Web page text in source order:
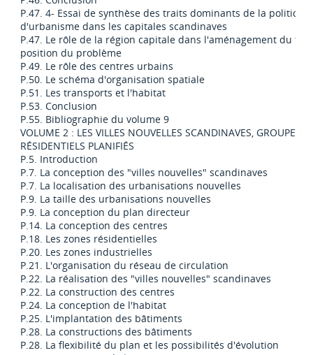
P.47. 4- Essai de synthèse des traits dominants de la politique
d'urbanisme dans les capitales scandinaves
P.47. Le rôle de la région capitale dans l'aménagement du
position du problème
P.49. Le rôle des centres urbains
P.50. Le schéma d'organisation spatiale
P.51. Les transports et l'habitat
P.53. Conclusion
P.55. Bibliographie du volume 9
VOLUME 2 : LES VILLES NOUVELLES SCANDINAVES,
RÉSIDENTIELS PLANIFIÉS
P.5. Introduction
P.7. La conception des "villes nouvelles" scandinaves
P.7. La localisation des urbanisations nouvelles
P.9. La taille des urbanisations nouvelles
P.9. La conception du plan directeur
P.14. La conception des centres
P.18. Les zones résidentielles
P.20. Les zones industrielles
P.21. L'organisation du réseau de circulation
P.22. La réalisation des "villes nouvelles" scandinaves
P.22. La construction des centres
P.24. La conception de l'habitat
P.25. L'implantation des bâtiments
P.28. La constructions des bâtiments
P.28. La flexibilité du plan et les possibilités d'évolution